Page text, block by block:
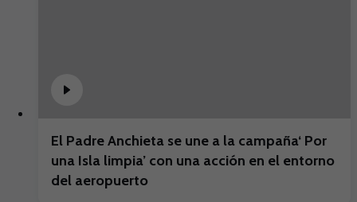
El Padre Anchieta se une a la campaña‘ Por
una Isla limpia’ con una acción en el entorno
del aeropuerto